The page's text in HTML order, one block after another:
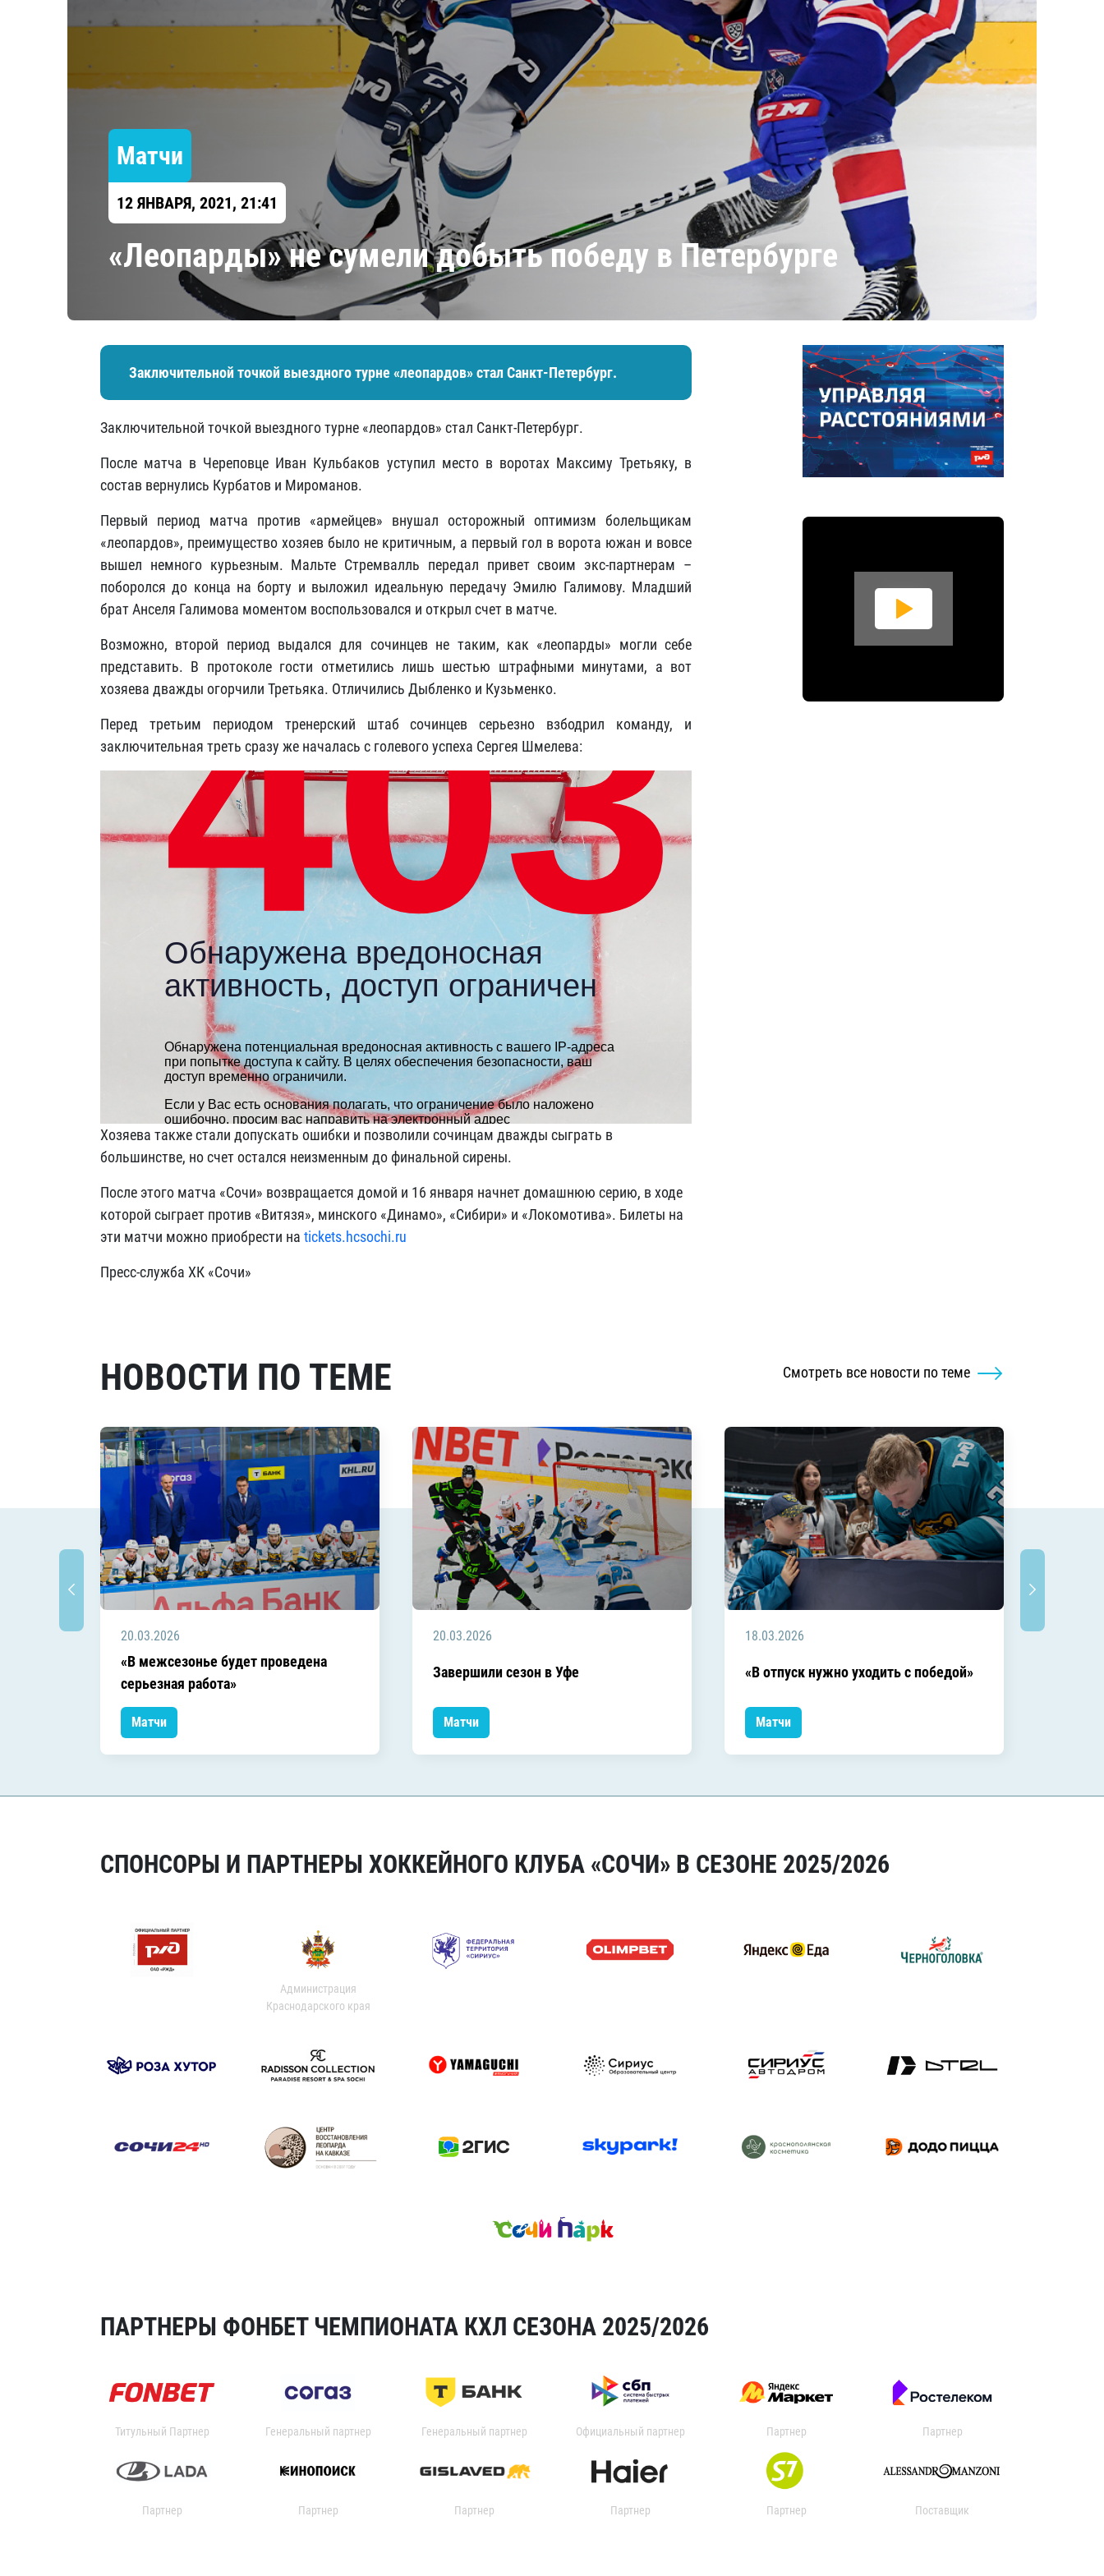
Северсталь
Шанхайские Драконы
Амур
Барыс
Салават Юлаев
Сибирь
Матчи
12 ЯНВАРЯ, 2021, 21:41
«Леопарды» не сумели добыть победу в Петербурге
Заключительной точкой выездного турне «леопардов» стал Санкт-Петербург.
Заключительной точкой выездного турне «леопардов» стал Санкт-Петербург.
После матча в Череповце Иван Кульбаков уступил место в воротах Максиму Третьяку, в
состав вернулись Курбатов и Мироманов.
Первый период матча против «армейцев» внушал осторожный оптимизм болельщикам
«леопардов», преимущество хозяев было не критичным, а первый гол в ворота южан и вовсе
вышел немного курьезным. Мальте Стремвалль передал привет своим экс-партнерам –
поборолся до конца на борту и выложил идеальную передачу Эмилю Галимову. Младший
брат Анселя Галимова моментом воспользовался и открыл счет в матче.
Возможно, второй период выдался для сочинцев не таким, как «леопарды» могли себе
представить. В протоколе гости отметились лишь шестью штрафными минутами, а вот
хозяева дважды огорчили Третьяка. Отличились Дыбленко и Кузьменко.
Перед третьим периодом тренерский штаб сочинцев серьезно взбодрил команду, и
заключительная треть сразу же началась с голевого успеха Сергея Шмелева:
Хозяева также стали допускать ошибки и позволили сочинцам дважды сыграть в
большинстве, но счет остался неизменным до финальной сирены.
После этого матча «Сочи» возвращается домой и 16 января начнет домашнюю серию, в ходе
которой сыграет против «Витязя», минского «Динамо», «Сибири» и «Локомотива». Билеты на
эти матчи можно приобрести на tickets.hcsochi.ru
Пресс-служба ХК «Сочи»
НОВОСТИ ПО ТЕМЕ Смотреть все новости по теме
20.03.2026
«В межсезонье будет проведена
серьезная работа»
Матчи
20.03.2026
Завершили сезон в Уфе
Матчи
18.03.2026
«В отпуск нужно уходить с победой»
Матчи
СПОНСОРЫ И ПАРТНЕРЫ ХОККЕЙНОГО КЛУБА «СОЧИ» В СЕЗОНЕ 2025/2026
Администрация
Краснодарского края
ПАРТНЕРЫ ФОНБЕТ ЧЕМПИОНАТА КХЛ СЕЗОНА 2025/2026
Титульный Партнер Генеральный партнер Генеральный партнер Официальный партнер Партнер Партнер
Партнер Партнер Партнер Партнер Партнер Поставщик